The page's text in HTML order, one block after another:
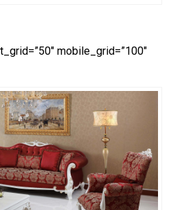
mobile_grid=”100″